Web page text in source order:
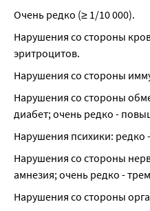
Очень редко (≥ 1/10 000).
Нарушения со стороны
эритроцитов.
Нарушения со стороны
Нарушения со стороны
диабет; очень редко -
Нарушения психики: редко
Нарушения со стороны
амнезия; очень редко -
Нарушения со стороны